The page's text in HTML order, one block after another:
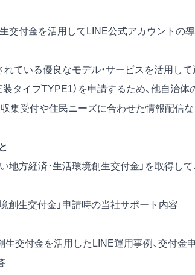
交付金を活用してLINE公式アカウントの
れている優良なモデル・サービスを活用し
タイプTYPE1）を申請するため、他自治
集受付や住民ニーズに合わせた情報配信
地方経済･生活環境創生交付金」を取得し
創生交付金」申請時の当社サポート内容
付金を活用したLINE運用事例、交付金